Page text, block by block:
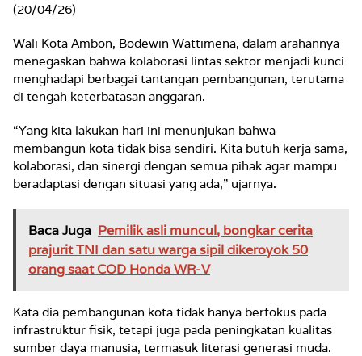
(20/04/26)
Wali Kota Ambon, Bodewin Wattimena, dalam arahannya
menegaskan bahwa kolaborasi lintas sektor menjadi kunci
menghadapi berbagai tantangan pembangunan, terutama
di tengah keterbatasan anggaran.
“Yang kita lakukan hari ini menunjukan bahwa
membangun kota tidak bisa sendiri. Kita butuh kerja sama,
kolaborasi, dan sinergi dengan semua pihak agar mampu
beradaptasi dengan situasi yang ada,” ujarnya.
Baca Juga Pemilik asli muncul, bongkar cerita
prajurit TNI dan satu warga sipil dikeroyok 50
orang saat COD Honda WR-V
Kata dia pembangunan kota tidak hanya berfokus pada
infrastruktur fisik, tetapi juga pada peningkatan kualitas
sumber daya manusia, termasuk literasi generasi muda.